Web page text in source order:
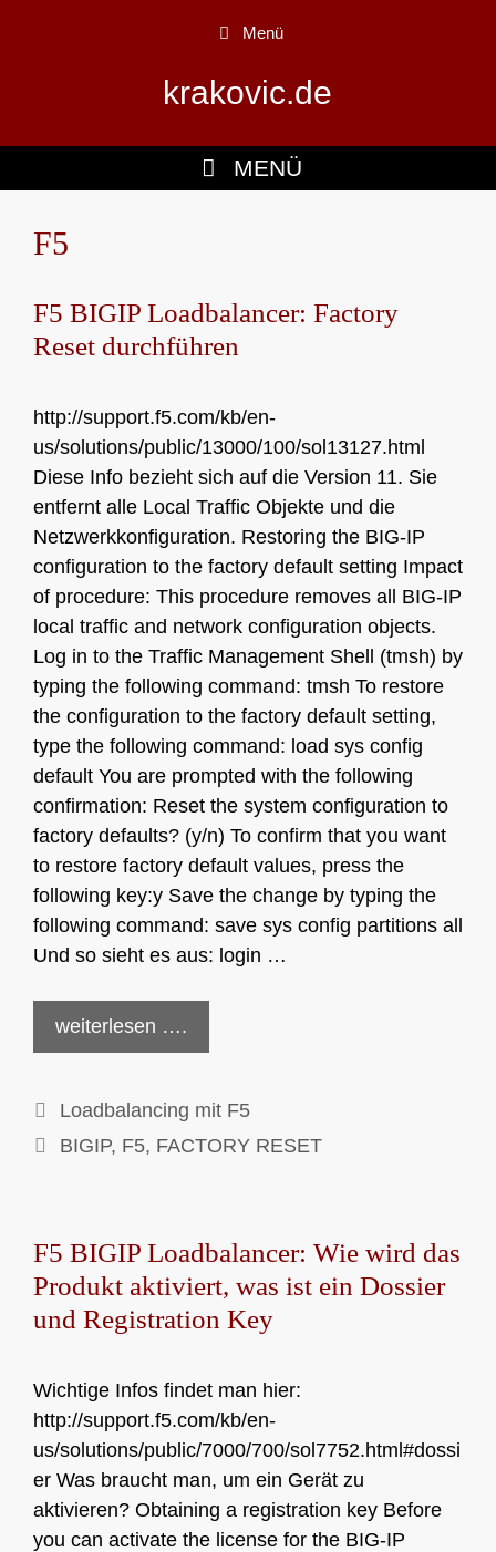
Menü
krakovic.de
MENÜ
F5
F5 BIGIP Loadbalancer: Factory
Reset durchführen
http://support.f5.com/kb/en-
us/solutions/public/13000/100/sol13127.html
Diese Info bezieht sich auf die Version 11. Sie
entfernt alle Local Traffic Objekte und die
Netzwerkkonfiguration. Restoring the BIG-IP
configuration to the factory default setting Impact
of procedure: This procedure removes all BIG-IP
local traffic and network configuration objects.
Log in to the Traffic Management Shell (tmsh) by
typing the following command: tmsh To restore
the configuration to the factory default setting,
type the following command: load sys config
default You are prompted with the following
confirmation: Reset the system configuration to
factory defaults? (y/n) To confirm that you want
to restore factory default values, press the
following key:y Save the change by typing the
following command: save sys config partitions all
Und so sieht es aus: login …
weiterlesen ….
Kategorien
Loadbalancing mit F5
Schlagwörter
BIGIP, F5, FACTORY RESET
F5 BIGIP Loadbalancer: Wie wird das
Produkt aktiviert, was ist ein Dossier
und Registration Key
Wichtige Infos findet man hier:
http://support.f5.com/kb/en-
us/solutions/public/7000/700/sol7752.html#dossi
er Was braucht man, um ein Gerät zu
aktivieren? Obtaining a registration key Before
you can activate the license for the BIG-IP